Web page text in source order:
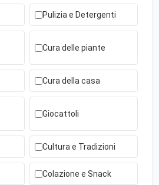
Pulizia e Detergenti
Cura delle piante
Cura della casa
Giocattoli
Cultura e Tradizioni
Colazione e Snack